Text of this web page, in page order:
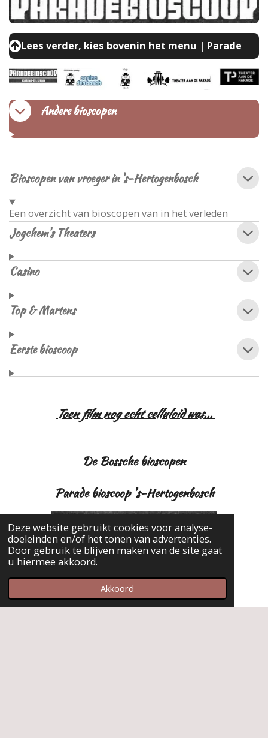
Deze website gebruikt cookies voor analyse-
doeleinden en/of het tonen van advertenties.
Door gebruik te blijven maken van de site gaat
u hiermee akkoord.
Akkoord
Lees verder, kies bovenin het menu | Parade
Andere bioscopen
Bioscopen van vroeger in 's-Hertogenbosch
Een overzicht van bioscopen van in het verleden
Jogchem's Theaters
Casino
Top & Martens
Eerste bioscoop
Toen film nog echt celluloid was...
De Bossche bioscopen
Parade bioscoop 's-Hertogenbosch
- Cinema Den Bosch Vroeger -